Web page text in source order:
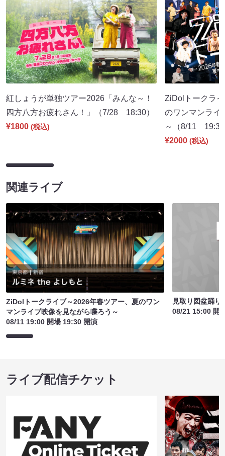
紅しょうが単独ツアー2026「みんな～！
四方八方お疲れさん！」（7/28 18:30）
¥1800 (税込)
ZiDolトークラ
のワンマンライ
～（8/11
¥2000 (税込)
関連ライブ
ZiDolトークライブ～2026年春ツアー、夏のワン
マンライブ映像を見ながら喋ろう～
08/11 19:00 開場 19:30 開演
見取り図盆踊り
08/21 15:00 開
ライブ配信チケット